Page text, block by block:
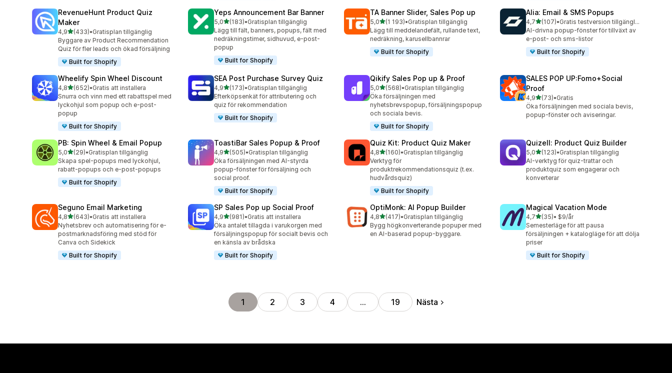
RevenueHunt Product Quiz
Maker
4,9av 5 stjärnor
(433)
433 recensioner totalt
•Gratisplan tillgänglig
Byggare av Product Recommendation
Quiz för fler leads och ökad försäljning
Built for Shopify
Yeps Announcement Bar Banner
5,0av 5 stjärnor
(183)
183 recensioner totalt
•Gratisplan tillgänglig
Lägg till fält, banners, popups, fält med
nedräkningstimer, sidhuvud, e-post-
popup
Built for Shopify
TA Banner Slider, Sales Pop up
5,0av 5 stjärnor
(1 193)
1193 recensioner totalt
•Gratisplan tillgänglig
Lägg till meddelandefält, rullande text,
nedräkning, karusellbannrar
Built for Shopify
Alia: Email & SMS Popups
4,7av 5 stjärnor
(107)
107 recensioner totalt
•
Gratis testversion tillgänglig
AI-drivna popup-fönster för tillväxt av
e-post- och sms-listor
Built for Shopify
Wheelify Spin Wheel Discount
4,8av 5 stjärnor
(652)
652 recensioner totalt
•Gratis att installera
Snurra och vinn med ett rabattspel med
lyckohjul som popup och e-post-
popup
Built for Shopify
SEA Post Purchase Survey Quiz
4,9av 5 stjärnor
(173)
173 recensioner totalt
•Gratisplan tillgänglig
Efterköpsenkät för attributering och
quiz för rekommendation
Built for Shopify
Qikify Sales Pop up & Proof
5,0av 5 stjärnor
(568)
568 recensioner totalt
•Gratisplan tillgänglig
Öka försäljningen med
nyhetsbrevspopup, försäljningspopup
och sociala bevis.
Built for Shopify
SALES POP UP:Fomo+Social
Proof
4,9av 5 stjärnor
(73)
73 recensioner totalt
•Gratis
Öka försäljningen med sociala bevis,
popup-fönster och aviseringar.
PB: Spin Wheel & Email Popup
5,0av 5 stjärnor
(29)
29 recensioner totalt
•Gratisplan tillgänglig
Skapa spel-popups med lyckohjul,
rabatt-popups och e-post-popups
Built for Shopify
ToastiBar Sales Popup & Proof
4,9av 5 stjärnor
(505)
505 recensioner totalt
•Gratisplan tillgänglig
Öka försäljningen med AI-styrda
popup-fönster för försäljning och
social proof.
Built for Shopify
Quiz Kit: Product Quiz Maker
4,8av 5 stjärnor
(160)
160 recensioner totalt
•Gratisplan tillgänglig
Verktyg för
produktrekommendationsquiz (t.ex.
hudvårdsquiz)
Built for Shopify
Quizell: Product Quiz Builder
5,0av 5 stjärnor
(123)
123 recensioner totalt
•Gratisplan tillgänglig
AI-verktyg för quiz-trattar och
produktquiz som engagerar och
konverterar
Seguno Email Marketing
4,8av 5 stjärnor
(643)
643 recensioner totalt
•Gratis att installera
Nyhetsbrev och automatisering för e-
postmarknadsföring med stöd för
Canva och Sidekick
Built for Shopify
SP Sales Pop up Social Proof
4,9av 5 stjärnor
(981)
981 recensioner totalt
•Gratis att installera
Öka antalet tillagda i varukorgen med
försäljningspopup för socialt bevis och
en känsla av brådska
Built for Shopify
OptiMonk: AI Popup Builder
4,8av 5 stjärnor
(417)
417 recensioner totalt
•Gratisplan tillgänglig
Bygg högkonverterande popuper med
en AI-baserad popup-byggare.
Magical Vacation Mode
4,7av 5 stjärnor
(35)
35 recensioner totalt
• $9/år
Semesterläge för att pausa
försäljningen + katalogläge för att dölja
priser
Built for Shopify
1 2 3 4 … 19 Nästa